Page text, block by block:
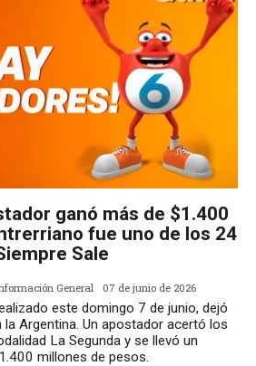
ganó más de $1.400
fue uno de los 24
Sale
General 07 de junio de 2026
este domingo 7 de junio, dejó
la Argentina. Un apostador acertó los
La Segunda y se llevó un
millones de pesos.